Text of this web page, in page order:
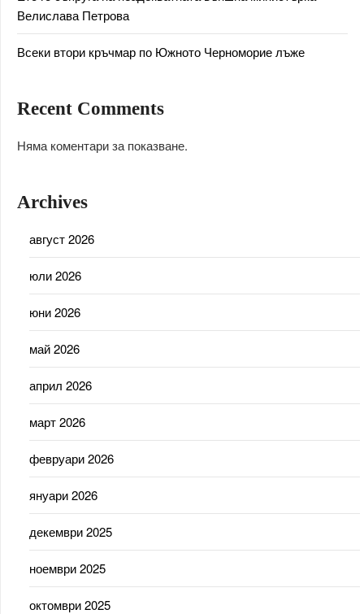
Велислава Петрова
Всеки втори кръчмар по Южното Черноморие лъже
Recent Comments
Няма коментари за показване.
Archives
август 2026
юли 2026
юни 2026
май 2026
април 2026
март 2026
февруари 2026
януари 2026
декември 2025
ноември 2025
октомври 2025